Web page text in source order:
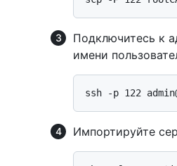
Подключитесь к
имени
Импортируйте